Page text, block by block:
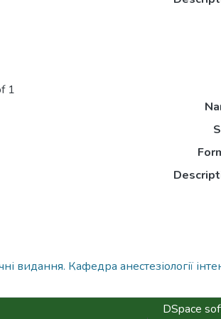
1
видання. Кафедра анестезіології
DSpace